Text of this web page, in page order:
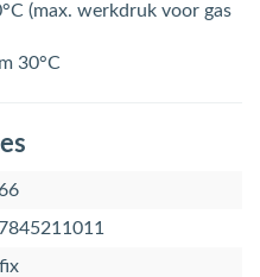
(max. werkdruk voor gas
30°C